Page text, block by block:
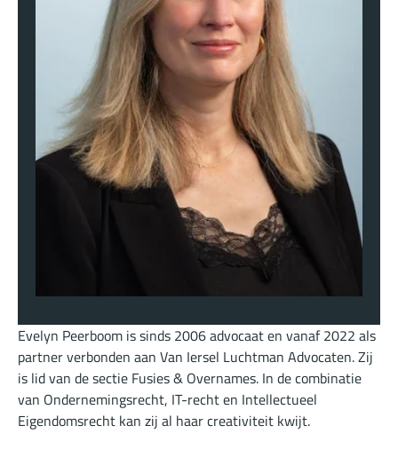
Evelyn Peerboom is sinds 2006 advocaat en vanaf 2022 als
partner verbonden aan Van Iersel Luchtman Advocaten. Zij
is lid van de sectie Fusies & Overnames. In de combinatie
van Ondernemingsrecht, IT-recht en Intellectueel
Eigendomsrecht kan zij al haar creativiteit kwijt.